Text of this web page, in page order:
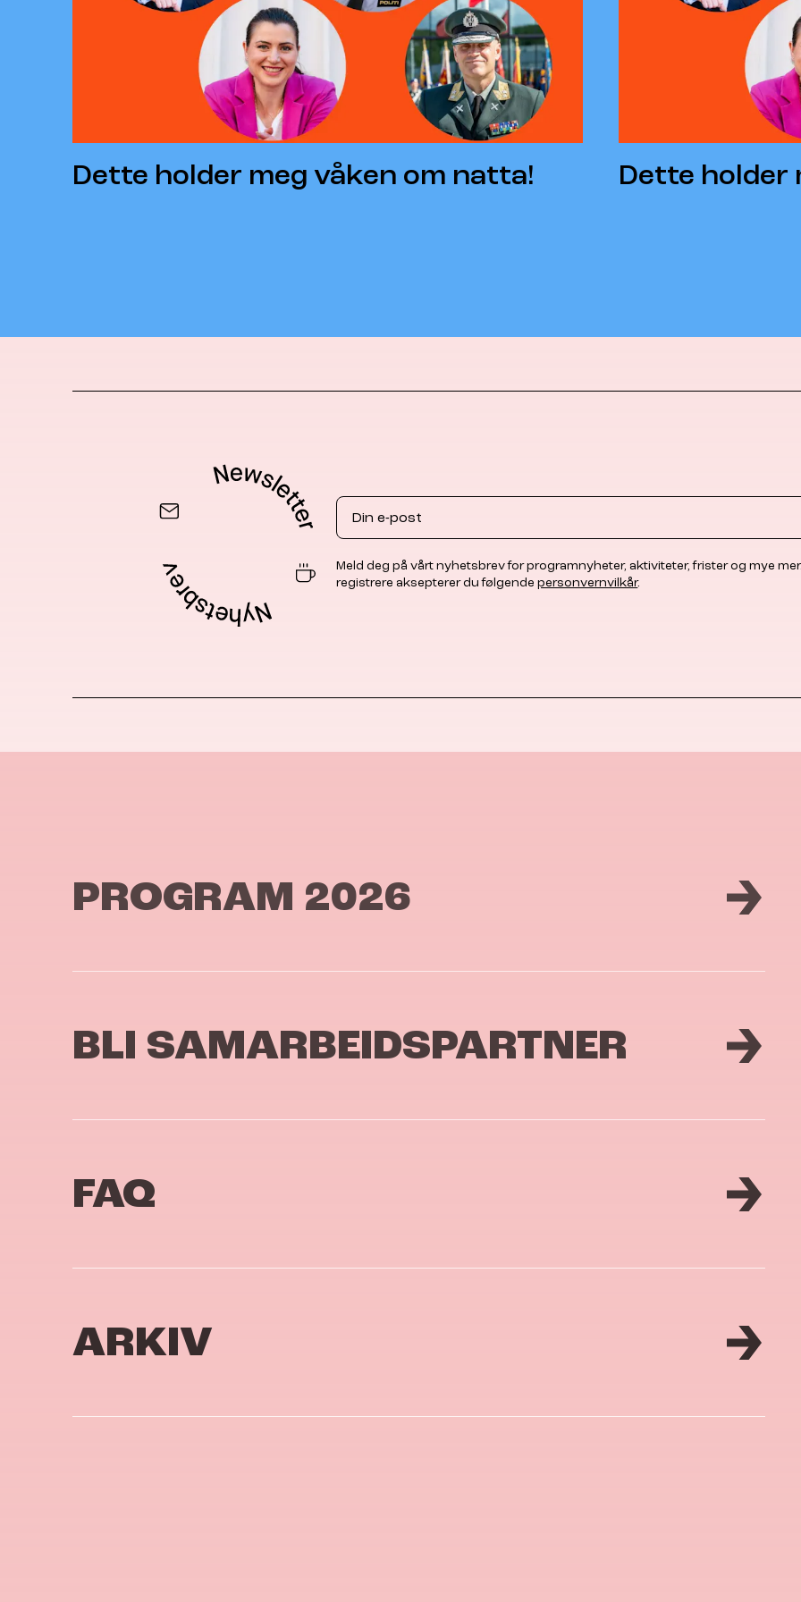
Dette holder meg våken om natta! Dette holder
Email
Meld deg på vårt nyhetsbrev for programnyheter, aktiviteter, frister og mye
registrere aksepterer du følgendepersonvernvilkår.
PROGRAM 2026
BLI SAMARBEIDSPARTNER
FAQ
ARKIV